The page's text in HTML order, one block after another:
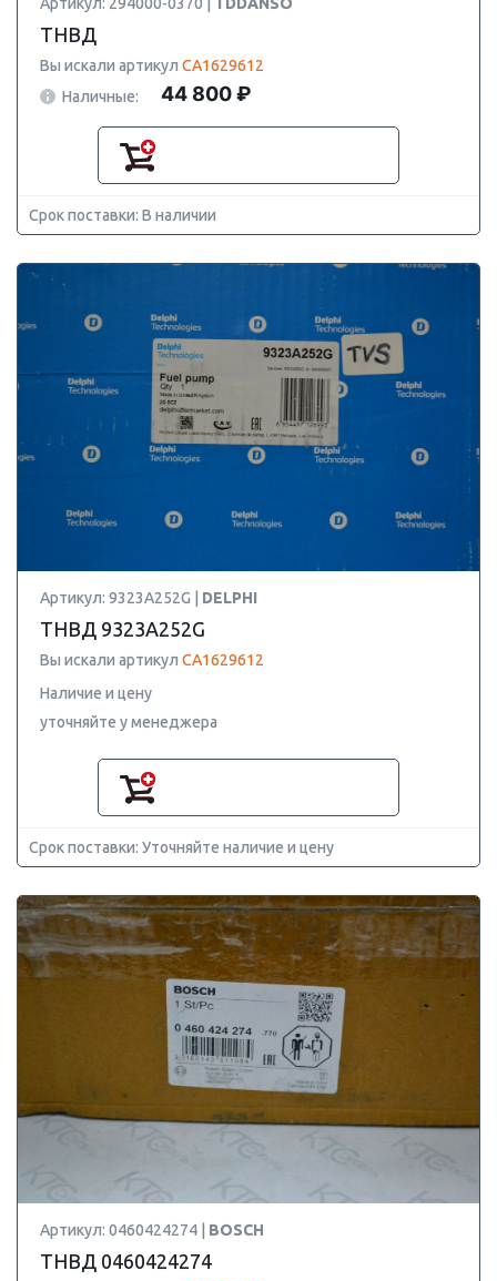
ТНВД
Вы искали артикул CA1629612
Наличные:
44 800 ₽
Срок поставки: В наличии
Артикул: 9323A252G | DELPHI
ТНВД 9323A252G
Вы искали артикул CA1629612
Наличие и цену
уточняйте у менеджера
Срок поставки: Уточняйте наличие и цену
Артикул: 0460424274 | BOSCH
ТНВД 0460424274